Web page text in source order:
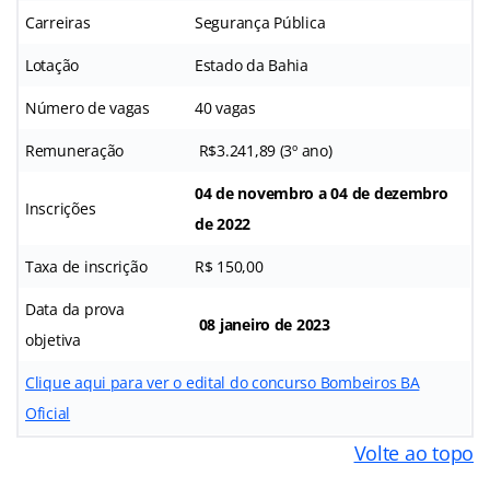
Carreiras Segurança Pública
Lotação Estado da Bahia
Número de vagas 40 vagas
Remuneração R$3.241,89 (3º ano)
Inscrições
04 de novembro a 04 de dezembro
de 2022
Taxa de inscrição R$ 150,00
Data da prova
objetiva
08 janeiro de 2023
Clique aqui para ver o edital do concurso Bombeiros BA
Oficial
Volte ao topo